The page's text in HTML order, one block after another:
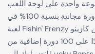
واحدة على لوحة اللعب
الجديدة. يمكنك الحصول على 50 دورة مجانية بنسبة 100% في
لعبة Fishin' Frenzy بدون إيداع من كازينو Sky Vegas. ستحصل
تحديدًا على 100 دورة إضافية من Fluffy Favourites فور